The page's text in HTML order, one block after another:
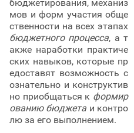
бюджетирования, механиз
мов и форм участия обще
ственности на всех этапах
бюджетного процесса, а т
акже наработки практиче
ских навыков, которые пр
едоставят возможность с
ознательно и конструктив
но приобщаться к формир
ованию бюджета и контро
лю за его выполнением.